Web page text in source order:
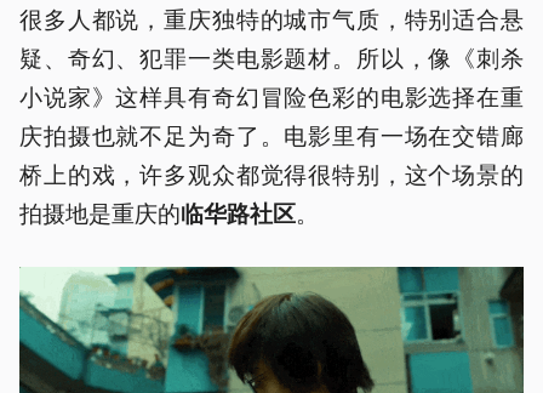
很多人都说，重庆独特的城市气质，特别适合悬
疑、奇幻、犯罪一类电影题材。所以，像《刺杀
小说家》这样具有奇幻冒险色彩的电影选择在重
庆拍摄也就不足为奇了。电影里有一场在交错廊
桥上的戏，许多观众都觉得很特别，这个场景的
拍摄地是重庆的临华路社区。